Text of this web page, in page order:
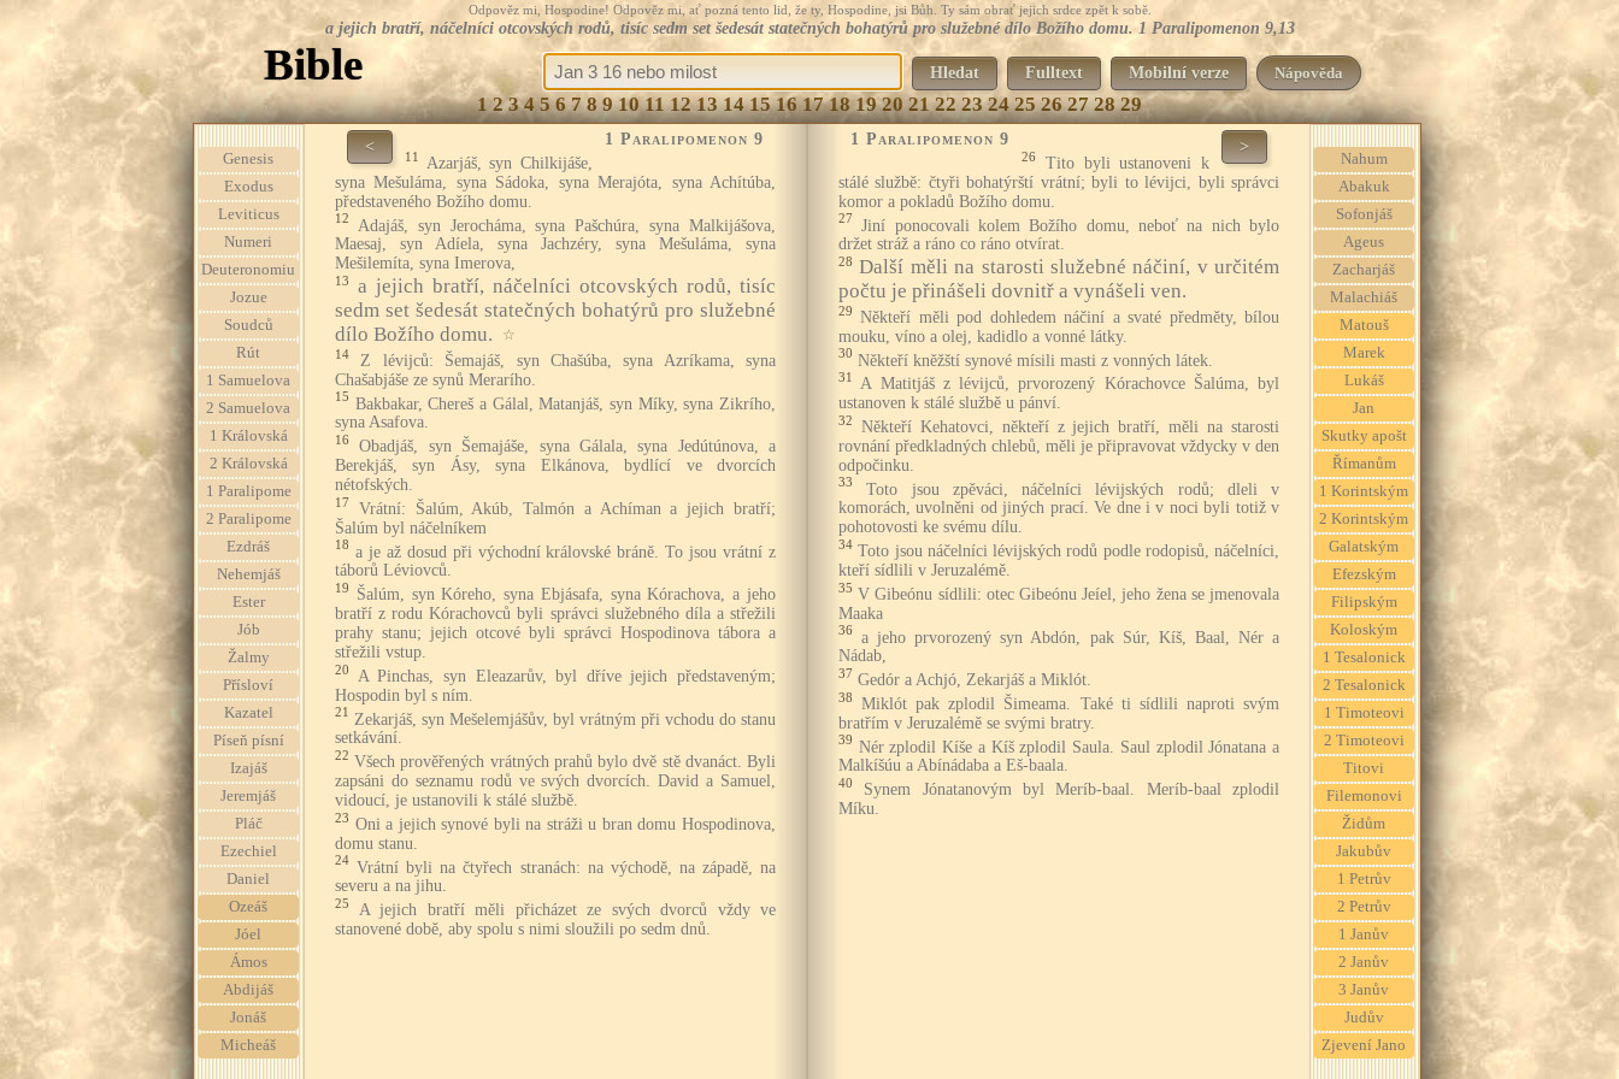
Odpověz mi, Hospodine! Odpověz mi, ať pozná tento lid, že ty, Hospodine, jsi Bůh. Ty sám obrať jejich srdce zpět k sobě.
a jejich bratří, náčelníci otcovských rodů, tisíc sedm set šedesát statečných bohatýrů pro služebné dílo Božího domu. 1 Paralipomenon 9,13
Bible Hledat Fulltext Mobilní verze Nápověda
1 2 3 4 5 6 7 8 9 10 11 12 13 14 15 16 17 18 19 20 21 22 23 24 25 26 27 28 29
Genesis
Exodus
Leviticus
Numeri
Deuteronomiu
Jozue
Soudců
Rút
1 Samuelova
2 Samuelova
1 Královská
2 Královská
1 Paralipome
2 Paralipome
Ezdráš
Nehemjáš
Ester
Jób
Žalmy
Přísloví
Kazatel
Píseň písní
Izajáš
Jeremjáš
Pláč
Ezechiel
Daniel
Ozeáš
Jóel
Ámos
Abdijáš
Jonáš
Micheáš
< 1 Paralipomenon 9
11
Azarjáš, syn Chilkijáše,
syna Mešuláma, syna Sádoka, syna Merajóta, syna Achítúba,
představeného Božího domu.
12
Adajáš, syn Jerocháma, syna Pašchúra, syna Malkijášova,
Maesaj, syn Adíela, syna Jachzéry, syna Mešuláma, syna
Mešilemíta, syna Imerova,
13
a jejich bratří, náčelníci otcovských rodů, tisíc
sedm set šedesát statečných bohatýrů pro služebné
dílo Božího domu.
☆
14
Z lévijců: Šemajáš, syn Chašúba, syna Azríkama, syna
Chašabjáše ze synů Merarího.
15 Bakbakar, Chereš a Gálal, Matanjáš, syn Míky, syna Zikrího,
syna Asafova.
16
Obadjáš, syn Šemajáše, syna Gálala, syna Jedútúnova, a
Berekjáš, syn Ásy, syna Elkánova, bydlící ve dvorcích
nétofských.
17
Vrátní: Šalúm, Akúb, Talmón a Achíman a jejich bratří;
Šalúm byl náčelníkem
18 a je až dosud při východní královské bráně. To jsou vrátní z
táborů Léviovců.
19
Šalúm, syn Kóreho, syna Ebjásafa, syna Kórachova, a jeho
bratří z rodu Kórachovců byli správci služebného díla a střežili
prahy stanu; jejich otcové byli správci Hospodinova tábora a
střežili vstup.
20
A Pinchas, syn Eleazarův, byl dříve jejich představeným;
Hospodin byl s ním.
21 Zekarjáš, syn Mešelemjášův, byl vrátným při vchodu do stanu
setkávání.
22 Všech prověřených vrátných prahů bylo dvě stě dvanáct. Byli
zapsáni do seznamu rodů ve svých dvorcích. David a Samuel,
vidoucí, je ustanovili k stálé službě.
23 Oni a jejich synové byli na stráži u bran domu Hospodinova,
domu stanu.
24 Vrátní byli na čtyřech stranách: na východě, na západě, na
severu a na jihu.
25
A jejich bratří měli přicházet ze svých dvorců vždy ve
stanovené době, aby spolu s nimi sloužili po sedm dnů.
1 Paralipomenon 9 >
26
Tito byli ustanoveni k
stálé službě: čtyři bohatýrští vrátní; byli to lévijci, byli správci
komor a pokladů Božího domu.
27
Jiní ponocovali kolem Božího domu, neboť na nich bylo
držet stráž a ráno co ráno otvírat.
28 Další měli na starosti služebné náčiní, v určitém
počtu je přinášeli dovnitř a vynášeli ven.
29
Někteří měli pod dohledem náčiní a svaté předměty, bílou
mouku, víno a olej, kadidlo a vonné látky.
30 Někteří kněžští synové mísili masti z vonných látek.
31
A Matitjáš z lévijců, prvorozený Kórachovce Šalúma, byl
ustanoven k stálé službě u pánví.
32
Někteří Kehatovci, někteří z jejich bratří, měli na starosti
rovnání předkladných chlebů, měli je připravovat vždycky v den
odpočinku.
33
Toto jsou zpěváci, náčelníci lévijských rodů; dleli v
komorách, uvolněni od jiných prací. Ve dne i v noci byli totiž v
pohotovosti ke svému dílu.
34 Toto jsou náčelníci lévijských rodů podle rodopisů, náčelníci,
kteří sídlili v Jeruzalémě.
35 V Gibeónu sídlili: otec Gibeónu Jeíel, jeho žena se jmenovala
Maaka
36
a jeho prvorozený syn Abdón, pak Súr, Kíš, Baal, Nér a
Nádab,
37 Gedór a Achjó, Zekarjáš a Miklót.
38
Miklót pak zplodil Šimeama. Také ti sídlili naproti svým
bratřím v Jeruzalémě se svými bratry.
39 Nér zplodil Kíše a Kíš zplodil Saula. Saul zplodil Jónatana a
Malkíšúu a Abínádaba a Eš-baala.
40
Synem Jónatanovým byl Meríb-baal. Meríb-baal zplodil
Míku.
Nahum
Abakuk
Sofonjáš
Ageus
Zacharjáš
Malachiáš
Matouš
Marek
Lukáš
Jan
Skutky apošt
Římanům
1 Korintským
2 Korintským
Galatským
Efezským
Filipským
Koloským
1 Tesalonick
2 Tesalonick
1 Timoteovi
2 Timoteovi
Titovi
Filemonovi
Židům
Jakubův
1 Petrův
2 Petrův
1 Janův
2 Janův
3 Janův
Judův
Zjevení Jano